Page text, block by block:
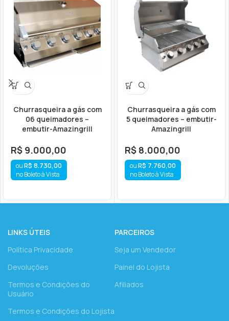
Churrasqueira a gás com
06 queimadores –
embutir-Amazingrill
R$ 9.000,00
R$ 8.730,00
no Boleto à Vista
Churrasqueira a gás com
5 queimadores – embutir-
Amazingrill
R$ 8.000,00
R$ 7.760,00
no Boleto à Vista
LINKS ÚTEIS
Política Privacidade
Devoluções
Termos e Condições do
Usuário
Termos e Condições do Lojista
PARCEIROS
Seja um Vendedor
Painel do Lojista
Afiliados